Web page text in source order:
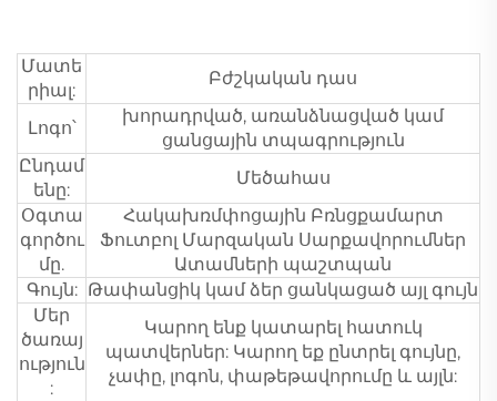
Մատե
րիալ:
Բժշկական դաս
Լոգո՝
խորադրված, առանձնացված կամ
ցանցային տպագրություն
Ընդամ
ենը:
Մեծահաս
Օգտա
գործու
մը.
Հակախռմփոցային Բռնցքամարտ
Ֆուտբոլ Մարզական Սարքավորումներ
Ատամների պաշտպան
Գույն: Թափանցիկ կամ ձեր ցանկացած այլ գույն
Մեր
ծառայ
ություն
:
Կարող ենք կատարել հատուկ
պատվերներ: Կարող եք ընտրել գույնը,
չափը, լոգոն, փաթեթավորումը և այլն: